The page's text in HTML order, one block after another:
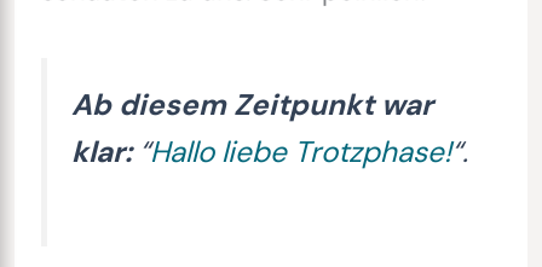
Ab diesem Zeitpunkt war
klar:“Hallo liebe Trotzphase!“.